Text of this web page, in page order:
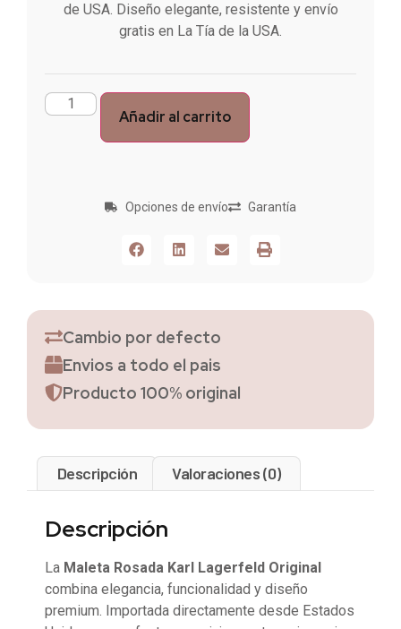
de USA. Diseño elegante, resistente y envío
gratis en La Tía de la USA.
Añadir al carrito
Opciones de envío Garantía
Cambio por defecto
Envios a todo el pais
Producto 100% original
Descripción Valoraciones (0)
Descripción
La Maleta Rosada Karl Lagerfeld Original
combina elegancia, funcionalidad y diseño
premium. Importada directamente desde Estados